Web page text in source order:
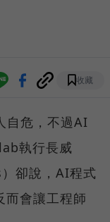
收藏
自危，不過AI
執行長威
卻說，AI程式
而會讓工程師